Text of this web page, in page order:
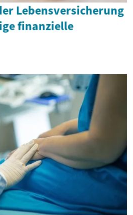
Lebensversicherung
finanzielle